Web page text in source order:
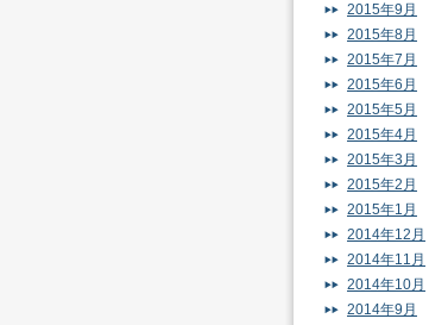
2015年9月
2015年8月
2015年7月
2015年6月
2015年5月
2015年4月
2015年3月
2015年2月
2015年1月
2014年12月
2014年11月
2014年10月
2014年9月